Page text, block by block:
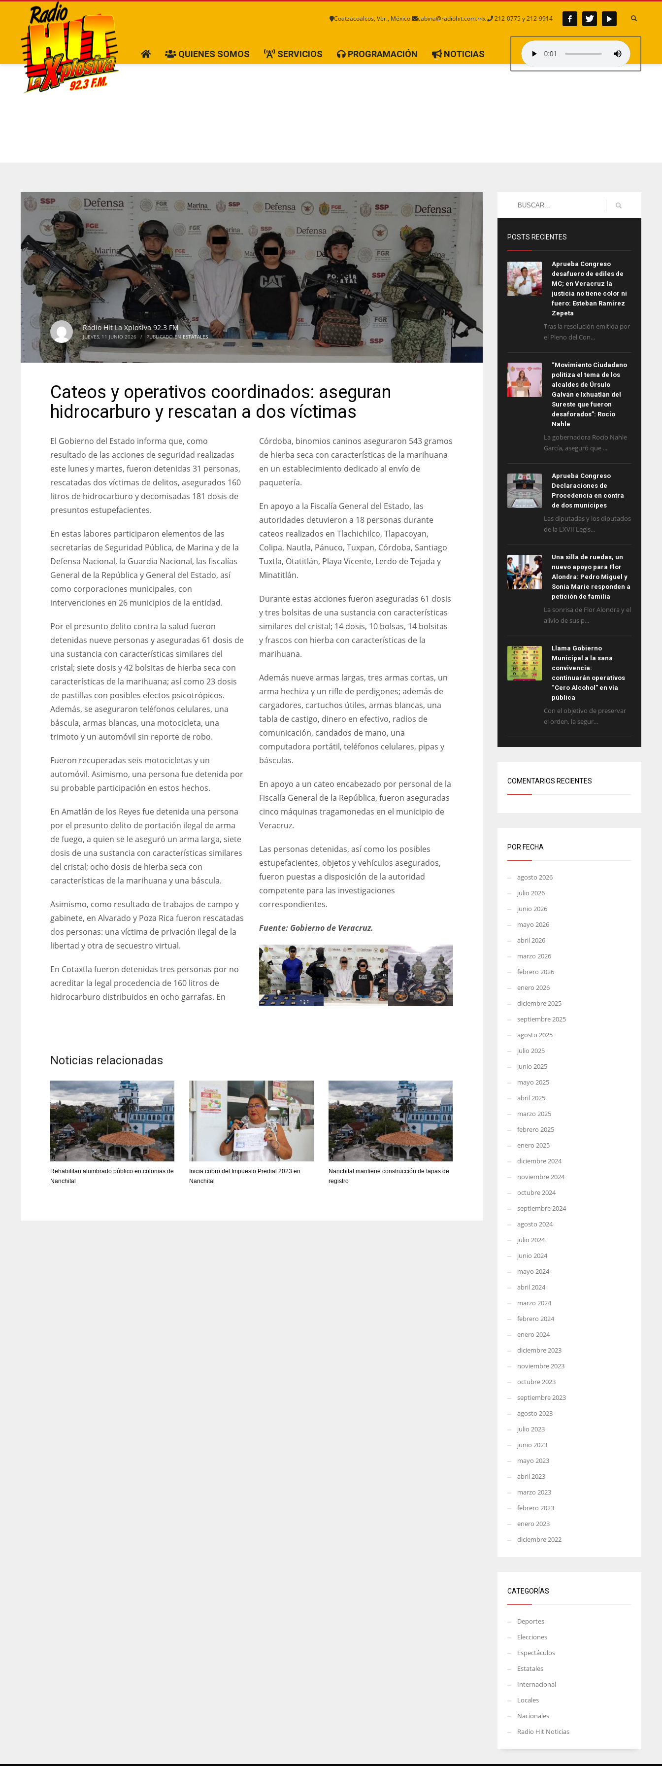
Coatzacoalcos, Ver., México cabina@radiohit.com.mx 212-0775 y 212-9914
QUIENES SOMOS SERVICIOS PROGRAMACIÓN NOTICIAS
Radio Hit La Xplosiva 92.3 FM
JUEVES, 11 JUNIO 2026 / PUBLICADO EN ESTATALES
Cateos y operativos coordinados: aseguran
hidrocarburo y rescatan a dos víctimas
El Gobierno del Estado informa que, como
resultado de las acciones de seguridad realizadas
este lunes y martes, fueron detenidas 31 personas,
rescatadas dos víctimas de delitos, asegurados 160
litros de hidrocarburo y decomisadas 181 dosis de
presuntos estupefacientes.
En estas labores participaron elementos de las
secretarías de Seguridad Pública, de Marina y de la
Defensa Nacional, la Guardia Nacional, las fiscalías
General de la República y General del Estado, así
como corporaciones municipales, con
intervenciones en 26 municipios de la entidad.
Por el presunto delito contra la salud fueron
detenidas nueve personas y aseguradas 61 dosis de
una sustancia con características similares del
cristal; siete dosis y 42 bolsitas de hierba seca con
características de la marihuana; así como 23 dosis
de pastillas con posibles efectos psicotrópicos.
Además, se aseguraron teléfonos celulares, una
báscula, armas blancas, una motocicleta, una
trimoto y un automóvil sin reporte de robo.
Fueron recuperadas seis motocicletas y un
automóvil. Asimismo, una persona fue detenida por
su probable participación en estos hechos.
En Amatlán de los Reyes fue detenida una persona
por el presunto delito de portación ilegal de arma
de fuego, a quien se le aseguró un arma larga, siete
dosis de una sustancia con características similares
del cristal; ocho dosis de hierba seca con
características de la marihuana y una báscula.
Asimismo, como resultado de trabajos de campo y
gabinete, en Alvarado y Poza Rica fueron rescatadas
dos personas: una víctima de privación ilegal de la
libertad y otra de secuestro virtual.
En Cotaxtla fueron detenidas tres personas por no
acreditar la legal procedencia de 160 litros de
hidrocarburo distribuidos en ocho garrafas. En
Córdoba, binomios caninos aseguraron 543 gramos
de hierba seca con características de la marihuana
en un establecimiento dedicado al envío de
paquetería.
En apoyo a la Fiscalía General del Estado, las
autoridades detuvieron a 18 personas durante
cateos realizados en Tlachichilco, Tlapacoyan,
Colipa, Nautla, Pánuco, Tuxpan, Córdoba, Santiago
Tuxtla, Otatitlán, Playa Vicente, Lerdo de Tejada y
Minatitlán.
Durante estas acciones fueron aseguradas 61 dosis
y tres bolsitas de una sustancia con características
similares del cristal; 14 dosis, 10 bolsas, 14 bolsitas
y frascos con hierba con características de la
marihuana.
Además nueve armas largas, tres armas cortas, un
arma hechiza y un rifle de perdigones; además de
cargadores, cartuchos útiles, armas blancas, una
tabla de castigo, dinero en efectivo, radios de
comunicación, candados de mano, una
computadora portátil, teléfonos celulares, pipas y
básculas.
En apoyo a un cateo encabezado por personal de la
Fiscalía General de la República, fueron aseguradas
cinco máquinas tragamonedas en el municipio de
Veracruz.
Las personas detenidas, así como los posibles
estupefacientes, objetos y vehículos asegurados,
fueron puestas a disposición de la autoridad
competente para las investigaciones
correspondientes.
Fuente: Gobierno de Veracruz.
Noticias relacionadas
Rehabilitan alumbrado público en colonias de
Nanchital
Inicia cobro del Impuesto Predial 2023 en
Nanchital
Nanchital mantiene construcción de tapas de
registro
POSTS RECIENTES
Aprueba Congreso
desafuero de ediles de
MC; en Veracruz la
justicia no tiene color ni
fuero: Esteban Ramírez
Zepeta
Tras la resolución emitida por
el Pleno del Con...
“Movimiento Ciudadano
politiza el tema de los
alcaldes de Úrsulo
Galván e Ixhuatlán del
Sureste que fueron
desaforados”: Rocío
Nahle
La gobernadora Rocío Nahle
García, aseguró que ...
Aprueba Congreso
Declaraciones de
Procedencia en contra
de dos munícipes
Las diputadas y los diputados
de la LXVII Legis...
Una silla de ruedas, un
nuevo apoyo para Flor
Alondra: Pedro Miguel y
Sonia Marie responden a
petición de familia
La sonrisa de Flor Alondra y el
alivio de sus p...
Llama Gobierno
Municipal a la sana
convivencia:
continuarán operativos
“Cero Alcohol” en vía
pública
Con el objetivo de preservar
el orden, la segur...
COMENTARIOS RECIENTES
POR FECHA
agosto 2026
julio 2026
junio 2026
mayo 2026
abril 2026
marzo 2026
febrero 2026
enero 2026
diciembre 2025
septiembre 2025
agosto 2025
julio 2025
junio 2025
mayo 2025
abril 2025
marzo 2025
febrero 2025
enero 2025
diciembre 2024
noviembre 2024
octubre 2024
septiembre 2024
agosto 2024
julio 2024
junio 2024
mayo 2024
abril 2024
marzo 2024
febrero 2024
enero 2024
diciembre 2023
noviembre 2023
octubre 2023
septiembre 2023
agosto 2023
julio 2023
junio 2023
mayo 2023
abril 2023
marzo 2023
febrero 2023
enero 2023
diciembre 2022
CATEGORÍAS
Deportes
Elecciones
Espectáculos
Estatales
Internacional
Locales
Nacionales
Radio Hit Noticias